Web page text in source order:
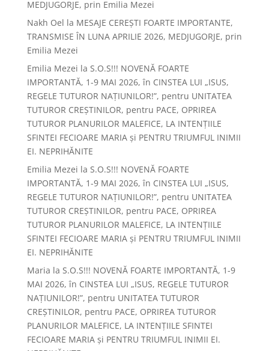
MEDJUGORJE, prin Emilia Mezei
Nakh Oel la MESAJE CEREȘTI FOARTE IMPORTANTE,
TRANSMISE ÎN LUNA APRILIE 2026, MEDJUGORJE, prin
Emilia Mezei
Emilia Mezei la S.O.S!!! NOVENĂ FOARTE
IMPORTANTĂ, 1-9 MAI 2026, în CINSTEA LUI „ISUS,
REGELE TUTUROR NAȚIUNILOR!”, pentru UNITATEA
TUTUROR CREȘTINILOR, pentru PACE, OPRIREA
TUTUROR PLANURILOR MALEFICE, LA INTENȚIILE
SFINTEI FECIOARE MARIA și PENTRU TRIUMFUL INIMII
EI. NEPRIHĂNITE
Emilia Mezei la S.O.S!!! NOVENĂ FOARTE
IMPORTANTĂ, 1-9 MAI 2026, în CINSTEA LUI „ISUS,
REGELE TUTUROR NAȚIUNILOR!”, pentru UNITATEA
TUTUROR CREȘTINILOR, pentru PACE, OPRIREA
TUTUROR PLANURILOR MALEFICE, LA INTENȚIILE
SFINTEI FECIOARE MARIA și PENTRU TRIUMFUL INIMII
EI. NEPRIHĂNITE
Maria la S.O.S!!! NOVENĂ FOARTE IMPORTANTĂ, 1-9
MAI 2026, în CINSTEA LUI „ISUS, REGELE TUTUROR
NAȚIUNILOR!”, pentru UNITATEA TUTUROR
CREȘTINILOR, pentru PACE, OPRIREA TUTUROR
PLANURILOR MALEFICE, LA INTENȚIILE SFINTEI
FECIOARE MARIA și PENTRU TRIUMFUL INIMII EI.